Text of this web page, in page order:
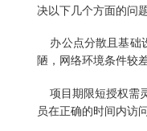
决以下几个方面的问
办公点分散且基础
陋，网络环境条件较
项目期限短授权需
员在正确的时间内访